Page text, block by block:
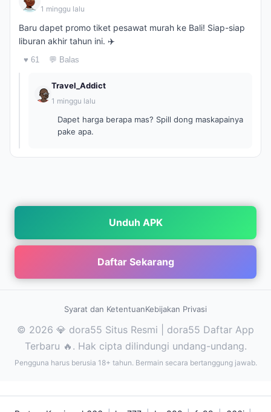
1 minggu lalu
Baru dapet promo tiket pesawat murah ke Bali! Siap-siap
liburan akhir tahun ini. ✈️
♥ 61 💬 Balas
Travel_Addict
1 minggu lalu
Dapet harga berapa mas? Spill dong maskapainya
pake apa.
Unduh APK
Daftar Sekarang
Syarat dan KetentuanKebijakan Privasi
© 2026 💎 dora55 Situs Resmi | dora55 Daftar App
Terbaru 🔥. Hak cipta dilindungi undang-undang.
Pengguna harus berusia 18+ tahun. Bermain secara bertanggung jawab.